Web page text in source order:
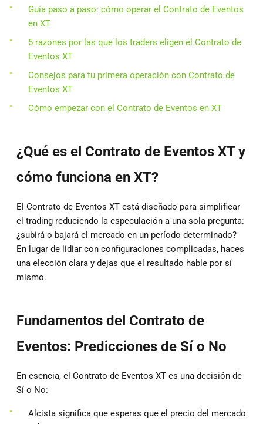
Guía paso a paso: cómo operar el Contrato de Eventos
en XT
5 razones por las que los traders eligen el Contrato de
Eventos XT
Consejos para tu primera operación con Contrato de
Eventos XT
Cómo empezar con el Contrato de Eventos en XT
¿Qué es el Contrato de Eventos XT y
cómo funciona en XT?
El Contrato de Eventos XT está diseñado para simplificar
el trading reduciendo la especulación a una sola pregunta:
¿subirá o bajará el mercado en un período determinado?
En lugar de lidiar con configuraciones complicadas, haces
una elección clara y dejas que el resultado hable por sí
mismo.
Fundamentos del Contrato de
Eventos: Predicciones de Sí o No
En esencia, el Contrato de Eventos XT es una decisión de
Sí o No:
Alcista significa que esperas que el precio del mercado